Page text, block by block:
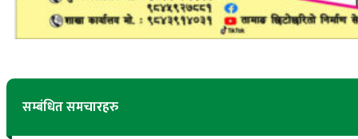
सम्बंधित समचारहरु